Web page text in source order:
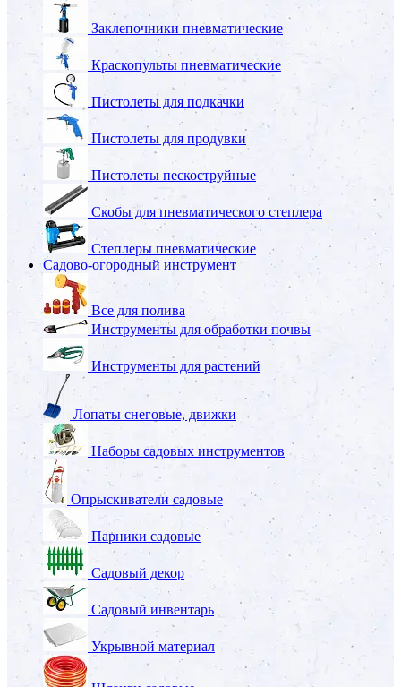
Заклепочники пневматические
Краскопульты пневматические
Пистолеты для подкачки
Пистолеты для продувки
Пистолеты пескоструйные
Скобы для пневматического степлера
Степлеры пневматические
Садово-огородный инструмент
Все для полива
Инструменты для обработки почвы
Инструменты для растений
Лопаты снеговые, движки
Наборы садовых инструментов
Опрыскиватели садовые
Парники садовые
Садовый декор
Садовый инвентарь
Укрывной материал